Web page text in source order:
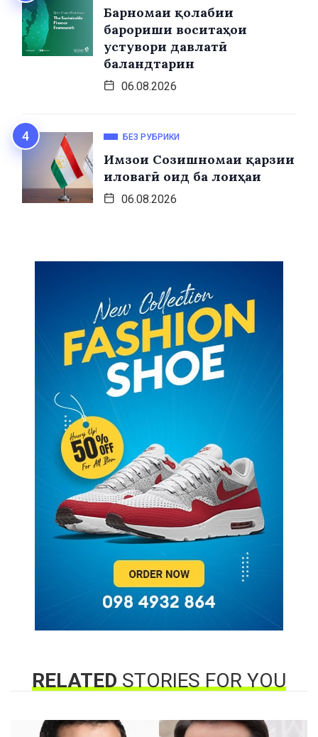
Барномаи қолабии
барориши воситаҳои
устувори давлатӣ
баландтарин
06.08.2026
БЕЗ РУБРИКИ
Имзои Созишномаи қарзии
иловагӣ оид ба лоиҳаи
06.08.2026
RELATEDSTORIES FOR YOU